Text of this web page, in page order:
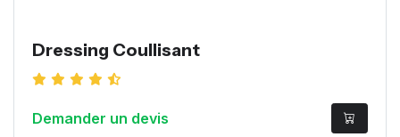
Dressing Coullisant
Demander un devis